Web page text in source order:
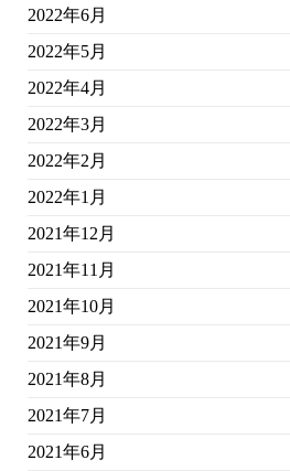
2022年6月
2022年5月
2022年4月
2022年3月
2022年2月
2022年1月
2021年12月
2021年11月
2021年10月
2021年9月
2021年8月
2021年7月
2021年6月